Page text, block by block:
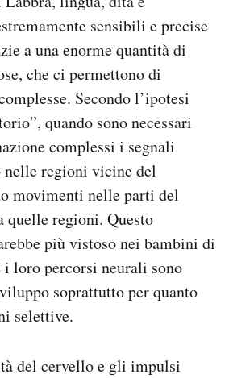
sensibili e precise
a una enorme quantità di
che ci permettono di
Secondo l’ipotesi
quando sono necessari
complessi i segnali
regioni vicine del
movimenti nelle parti del
quelle regioni. Questo
più vistoso nei bambini di
i loro percorsi neurali sono
soprattutto per quanto
selettive.
del cervello e gli impulsi